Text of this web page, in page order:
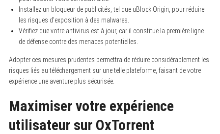
Installez un bloqueur de publicités, tel que uBlock Origin, pour réduire
les risques d’exposition à des malwares.
Vérifiez que votre antivirus est à jour, car il constitue la première ligne
de défense contre des menaces potentielles.
Adopter ces mesures prudentes permettra de réduire considérablement les
risques liés au téléchargement sur une telle plateforme, faisant de votre
expérience une aventure plus sécurisée.
Maximiser votre expérience
utilisateur sur OxTorrent